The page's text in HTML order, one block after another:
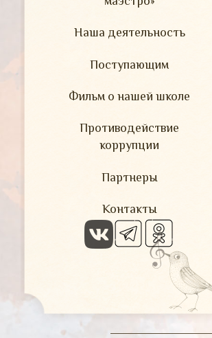
Наша деятельность
Поступающим
Фильм о нашей школе
Противодействие
коррупции
Партнеры
Контакты